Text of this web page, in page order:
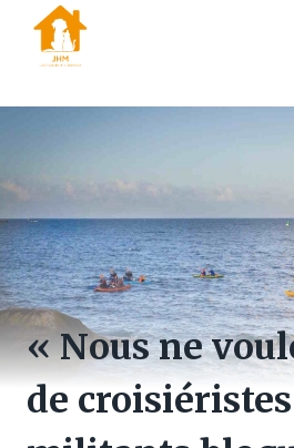
content
« Nous ne
de